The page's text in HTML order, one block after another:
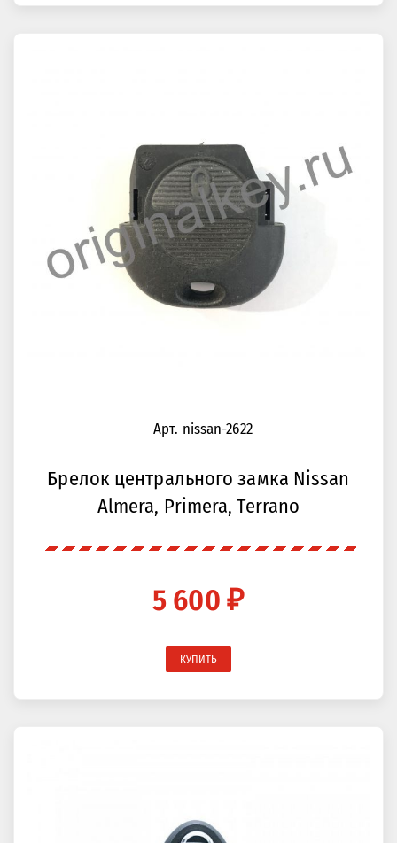
Арт. nissan-2622
Брелок центрального замка Nissan
Almera, Primera, Terrano
5 600 ₽
КУПИТЬ